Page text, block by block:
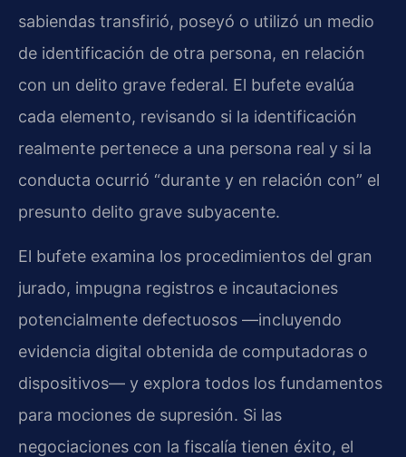
sabiendas transfirió, poseyó o utilizó un medio
de identificación de otra persona, en relación
con un delito grave federal. El bufete evalúa
cada elemento, revisando si la identificación
realmente pertenece a una persona real y si la
conducta ocurrió “durante y en relación con” el
presunto delito grave subyacente.
El bufete examina los procedimientos del gran
jurado, impugna registros e incautaciones
potencialmente defectuosos —incluyendo
evidencia digital obtenida de computadoras o
dispositivos— y explora todos los fundamentos
para mociones de supresión. Si las
negociaciones con la fiscalía tienen éxito, el